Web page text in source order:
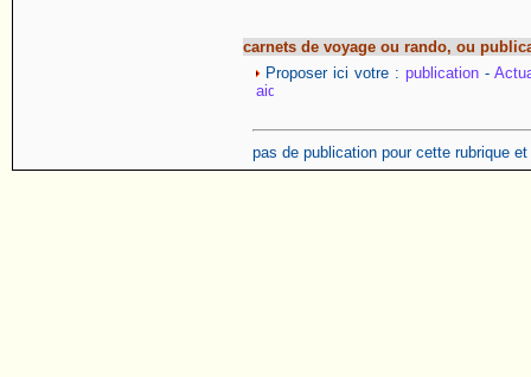
carnets de voyage ou rando, ou
Proposer ici votre :publication -
pas de publication pour cette rubrique